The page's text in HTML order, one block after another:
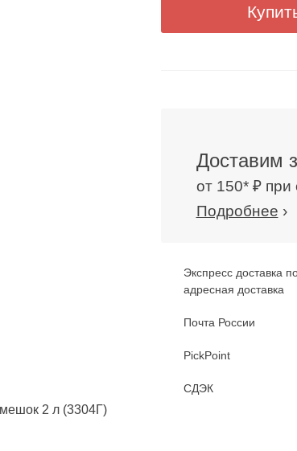
Доставим
от 150* ₽ при
Подробнее ›
Экспресс доставка
адресная доставка
Почта России
PickPoint
СДЭК